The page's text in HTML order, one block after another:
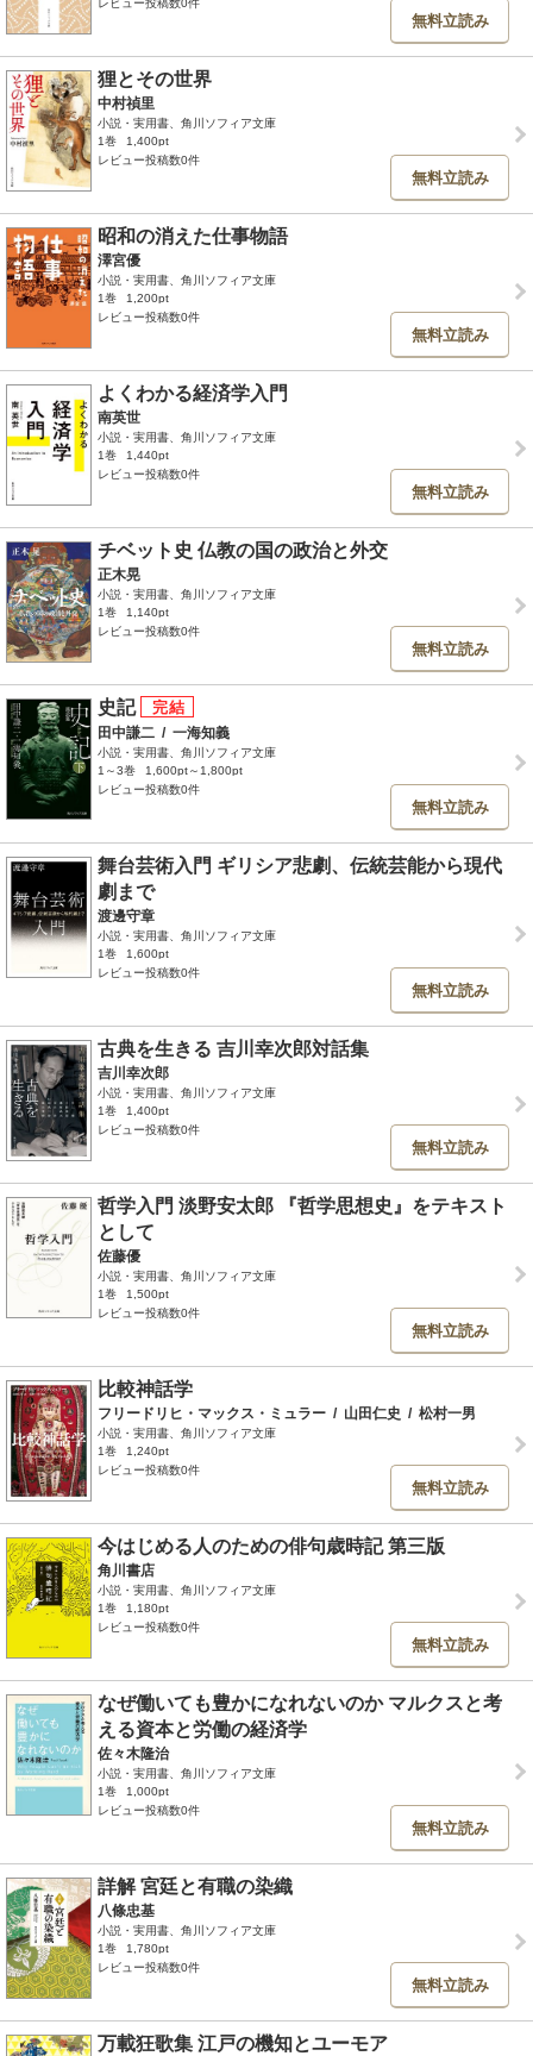
レビュー投稿数0件
無料立読み
狸とその世界
中村禎里
小説・実用書、角川ソフィア文庫
1巻
1,400pt
レビュー投稿数0件
無料立読み
昭和の消えた仕事物語
澤宮優
小説・実用書、角川ソフィア文庫
1巻
1,200pt
レビュー投稿数0件
無料立読み
よくわかる経済学入門
南英世
小説・実用書、角川ソフィア文庫
1巻
1,440pt
レビュー投稿数0件
無料立読み
チベット史 仏教の国の政治と外交
正木晃
小説・実用書、角川ソフィア文庫
1巻
1,140pt
レビュー投稿数0件
無料立読み
史記
田中謙二 / 一海知義
小説・実用書、角川ソフィア文庫
1～3巻
1,600pt～1,800pt
レビュー投稿数0件
無料立読み
舞台芸術入門 ギリシア悲劇、伝統芸能から現代
劇まで
渡邊守章
小説・実用書、角川ソフィア文庫
1巻
1,600pt
レビュー投稿数0件
無料立読み
古典を生きる 吉川幸次郎対話集
吉川幸次郎
小説・実用書、角川ソフィア文庫
1巻
1,400pt
レビュー投稿数0件
無料立読み
哲学入門 淡野安太郎 『哲学思想史』をテキスト
として
佐藤優
小説・実用書、角川ソフィア文庫
1巻
1,500pt
レビュー投稿数0件
無料立読み
比較神話学
フリードリヒ・マックス・ミュラー / 山田仁史 / 松村一男
小説・実用書、角川ソフィア文庫
1巻
1,240pt
レビュー投稿数0件
無料立読み
今はじめる人のための俳句歳時記 第三版
角川書店
小説・実用書、角川ソフィア文庫
1巻
1,180pt
レビュー投稿数0件
無料立読み
なぜ働いても豊かになれないのか マルクスと考
える資本と労働の経済学
佐々木隆治
小説・実用書、角川ソフィア文庫
1巻
1,000pt
レビュー投稿数0件
無料立読み
詳解 宮廷と有職の染織
八條忠基
小説・実用書、角川ソフィア文庫
1巻
1,780pt
レビュー投稿数0件
無料立読み
万載狂歌集 江戸の機知とユーモア